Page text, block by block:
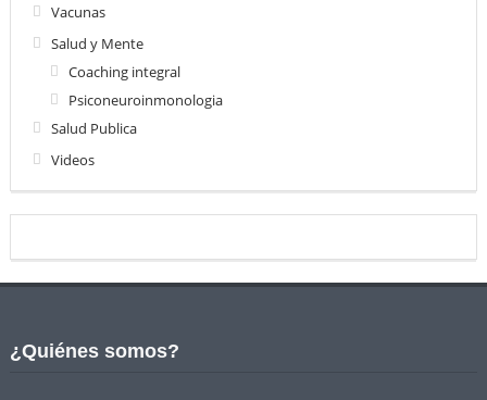
Vacunas
Salud y Mente
Coaching integral
Psiconeuroinmonologia
Salud Publica
Videos
¿Quiénes somos?